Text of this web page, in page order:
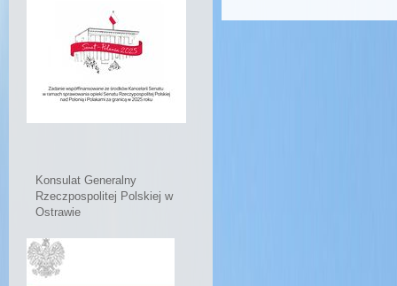
Konsulat Generalny
Rzeczpospolitej Polskiej w
Ostrawie